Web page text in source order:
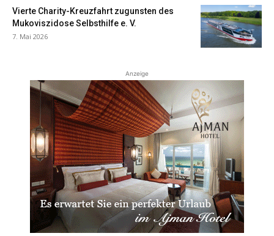
Vierte Charity-Kreuzfahrt zugunsten des
Mukoviszidose Selbsthilfe e. V.
7. Mai 2026
Anzeige